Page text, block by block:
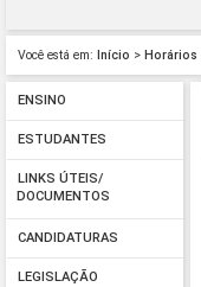
Você está em: Início > Horários
ENSINO
ESTUDANTES
LINKS ÚTEIS/
DOCUMENTOS
CANDIDATURAS
LEGISLAÇÃO